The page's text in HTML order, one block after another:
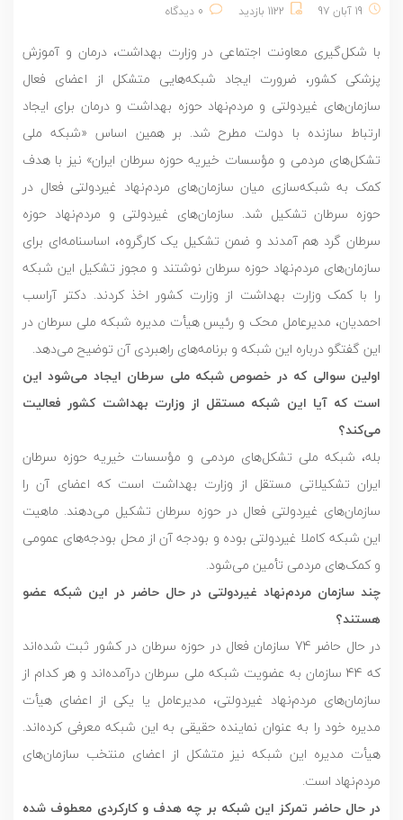
19 آبان 97 1122 بازدید 0 دیدگاه
با شکل‌گیری معاونت اجتماعی در وزارت بهداشت، درمان و آموزش
پزشکی کشور، ضرورت ایجاد شبکه‌‌هایی متشکل از اعضای فعال
سازمان‌های غیردولتی و مردم‌نهاد حوزه بهداشت و درمان برای ایجاد
ارتباط سازنده با دولت مطرح شد. بر همین اساس «شبکه ملی
تشکل‌های مردمی و مؤسسات خیریه حوزه سرطان ایران» نیز با هدف
کمک به شبکه‌سازی میان سازمان‌های مردم‌نهاد غیردولتی فعال در
حوزه سرطان تشکیل شد. سازمان‌های غیردولتی و مردم‌نهاد حوزه
سرطان گرد هم آمدند و ضمن تشکیل یک کارگروه، اساسنامه‌ای برای
سازمان‌های مردم‌نهاد حوزه سرطان نوشتند و مجوز تشکیل این شبکه
را با کمک وزارت بهداشت از وزارت کشور اخذ کردند. دکتر آراسب
احمدیان، مدیرعامل محک و رئیس هیأت مدیره شبکه ملی سرطان در
این گفتگو درباره این شبکه و برنامه‌های راهبردی آن توضیح می‌دهد.
اولین سوالی که در خصوص شبکه ملی سرطان ایجاد می‌شود این
است که آیا این شبکه مستقل از وزارت بهداشت کشور فعالیت
می‌کند؟
بله، شبکه ملی تشکل‌های مردمی و مؤسسات خیریه حوزه سرطان
ایران تشکیلاتی مستقل از وزارت بهداشت است که اعضای آن را
سازمان‌های غیردولتی فعال در حوزه سرطان تشکیل می‌دهند. ماهیت
این شبکه کاملا غیردولتی بوده و بودجه آن از محل بودجه‌های عمومی
و کمک‌های مردمی تأمین می‌شود.
چند سازمان مردم‌نهاد غیردولتی در حال حاضر در این شبکه عضو
هستند؟
در حال حاضر 74 سازمان فعال در حوزه سرطان در کشور ثبت شده‌اند
که 44 سازمان به عضویت شبکه ملی سرطان درآمده‌اند و هر کدام از
سازمان‌های مردم‌نهاد غیردولتی، مدیرعامل یا یکی از اعضای هیأت
مدیره خود را به عنوان نماینده حقیقی به این شبکه معرفی کرد‌ه‌اند.
هیأت مدیره‌ این شبکه نیز متشکل از اعضای منتخب سازمان‌های
مردم‌نهاد است.
در حال حاضر تمرکز این شبکه بر چه هدف و کارکردی معطوف شده